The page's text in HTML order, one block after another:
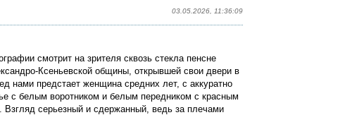
03.05.2026, 11:36:09
смотрит на зрителя сквозь стекла пенсне
Ксеньевской общины, открывшей свои двери в
нами предстает женщина средних лет, с аккуратно
с белым воротником и белым передником с красным
Взгляд серьезный и сдержанный, ведь за плечами